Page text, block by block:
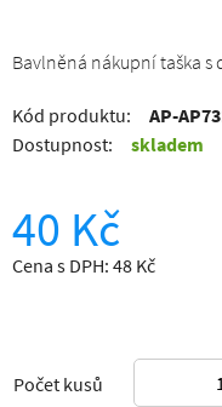
Bavlněná nákupní taška s
Kód produktu:
AP-
Dostupnost:
skladem
40 Kč
Cena s DPH: 48 Kč
Počet kusů